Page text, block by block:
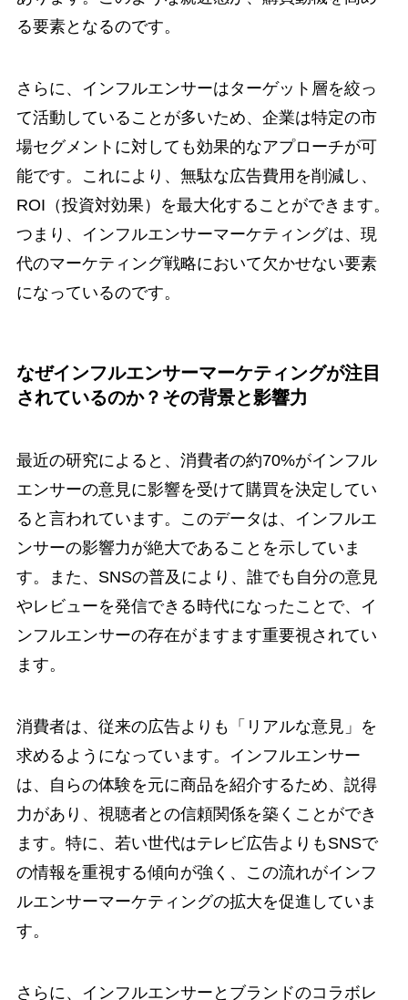
る要素となるのです。
さらに、インフルエンサーはターゲット層を絞っ
て活動していることが多いため、企業は特定の市
場セグメントに対しても効果的なアプローチが可
能です。これにより、無駄な広告費用を削減し、
ROI（投資対効果）を最大化することができます。
つまり、インフルエンサーマーケティングは、現
代のマーケティング戦略において欠かせない要素
になっているのです。
なぜインフルエンサーマーケティングが注目
されているのか？その背景と影響力
最近の研究によると、消費者の約70%がインフル
エンサーの意見に影響を受けて購買を決定してい
ると言われています。このデータは、インフルエ
ンサーの影響力が絶大であることを示していま
す。また、SNSの普及により、誰でも自分の意見
やレビューを発信できる時代になったことで、イ
ンフルエンサーの存在がますます重要視されてい
ます。
消費者は、従来の広告よりも「リアルな意見」を
求めるようになっています。インフルエンサー
は、自らの体験を元に商品を紹介するため、説得
力があり、視聴者との信頼関係を築くことができ
ます。特に、若い世代はテレビ広告よりもSNSで
の情報を重視する傾向が強く、この流れがインフ
ルエンサーマーケティングの拡大を促進していま
す。
さらに、インフルエンサーとブランドのコラボレ